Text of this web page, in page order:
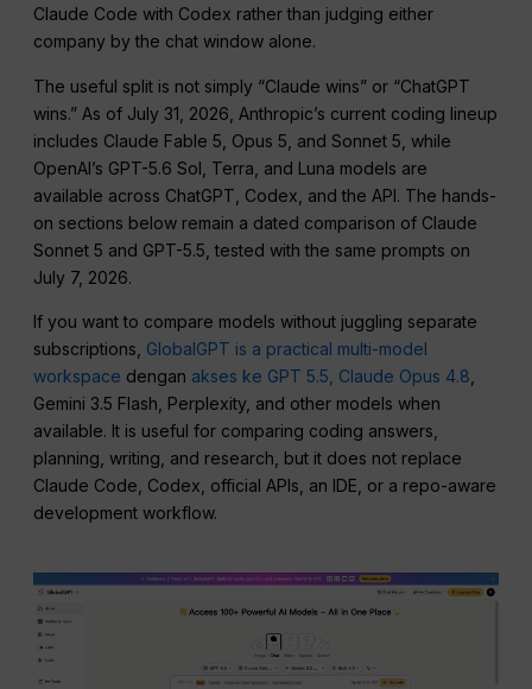
Claude Code with Codex rather than judging either
company by the chat window alone.
The useful split is not simply “Claude wins” or “ChatGPT
wins.” As of July 31, 2026, Anthropic’s current coding lineup
includes Claude Fable 5, Opus 5, and Sonnet 5, while
OpenAI’s GPT-5.6 Sol, Terra, and Luna models are
available across ChatGPT, Codex, and the API. The hands-
on sections below remain a dated comparison of Claude
Sonnet 5 and GPT-5.5, tested with the same prompts on
July 7, 2026.
If you want to compare models without juggling separate
subscriptions, GlobalGPT is a practical multi-model
workspace dengan akses ke GPT 5.5, Claude Opus 4.8
Gemini 3.5 Flash, Perplexity, and other models when
available. It is useful for comparing coding answers,
planning, writing, and research, but it does not replace
Claude Code, Codex, official APIs, an IDE, or a repo-aware
development workflow.